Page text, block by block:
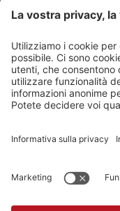
Informativa privacy